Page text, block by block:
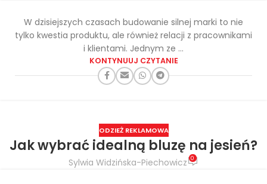
W dzisiejszych czasach budowanie silnej marki to nie
tylko kwestia produktu, ale również relacji z pracownikami
i klientami. Jednym ze ...
KONTYNUUJ CZYTANIE
ODZIEŻ REKLAMOWA
Jak wybrać idealną bluzę na jesień?
Sylwia Widzińska-Piechowicz 0